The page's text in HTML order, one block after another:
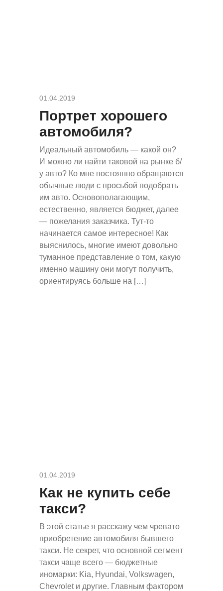
01.04.2019
Портрет хорошего
автомобиля?
Идеальный автомобиль — какой он?
И можно ли найти таковой на рынке б/
у авто? Ко мне постоянно обращаются
обычные люди с просьбой подобрать
им авто. Основополагающим,
естественно, является бюджет, далее
— пожелания заказчика. Тут-то
начинается самое интересное! Как
выяснилось, многие имеют довольно
туманное представление о том, какую
именно машину они могут получить,
ориентируясь больше на […]
01.04.2019
Как не купить себе
такси?
В этой статье я расскажу чем чревато
приобретение автомобиля бывшего
такси. Не секрет, что основной сегмент
такси чаще всего — бюджетные
иномарки: Kia, Hyundai, Volkswagen,
Chevrolet и другие. Главным фактором